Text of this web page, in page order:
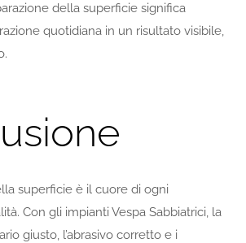
della superficie significa
quotidiana in un risultato visibile,
superficie è il cuore di ogni
Con gli impianti Vespa Sabbiatrici, la
giusto, l’abrasivo corretto e i